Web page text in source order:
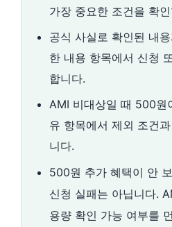
가장 중요한 조건을 확
공식 사실로 확인된 내
한 내용 항목에서 신청
합니다.
AMI 비대상일 때 500원
유 항목에서 제외 조건
니다.
500원 추가 혜택이 안
신청 실패는 아닙니다.
용량 확인 가능 여부를